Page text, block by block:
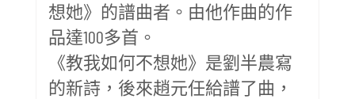
想她》的譜曲者。由他作曲的作
品達100多首。
《教我如何不想她》是劉半農寫
的新詩，後來趙元任給譜了曲，